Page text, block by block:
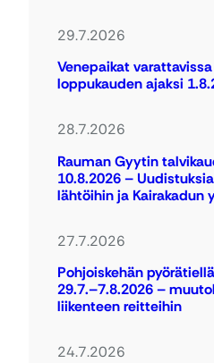
29.7.2026
Venepaikat
loppukauden ajaksi
28.7.2026
Rauman Gyytin
10.8.2026 –
lähtöihin ja Kairakadun
27.7.2026
Pohjoiskehän
29.7.–7.8.2026 –
liikenteen reitteihin
24.7.2026